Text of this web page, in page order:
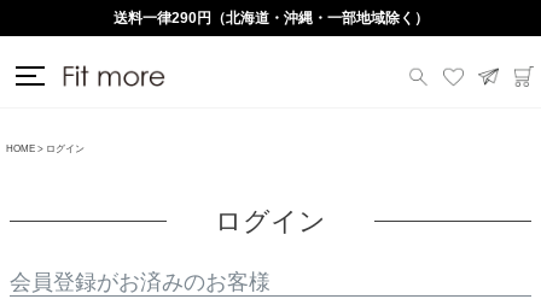
送料一律290円（北海道・沖縄・一部地域除く）
HOME ログイン
ログイン
会員登録がお済みのお客様